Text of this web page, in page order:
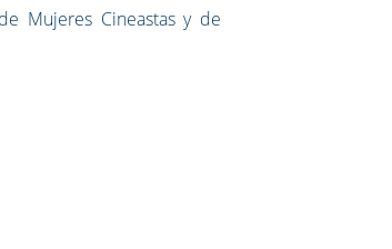
Mujeres Cineastas y de